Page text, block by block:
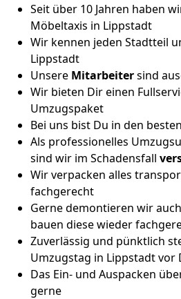
Seit über 10 Jahren haben
Möbeltaxis in Lippstadt
Wir kennen jeden Stadtteil
Lippstadt
Unsere Mitarbeitersind
Wir bieten Dir einen
Umzugspaket
Bei uns bist Du in den
Als professionelles
sind wir im Schadensfall
Wir verpacken alles
fachgerecht
Gerne demontieren wir
bauen diese wieder
Zuverlässig und pünktlich
Umzugstag in Lippstadt vor
Das Ein- und Auspacken
gerne